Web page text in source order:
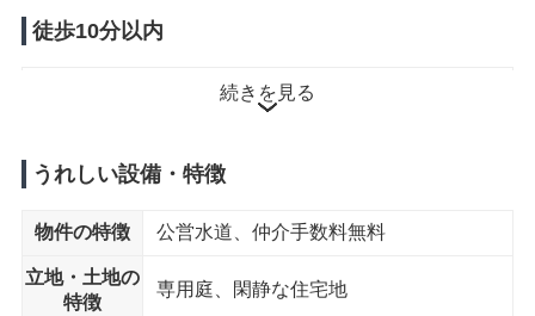
徒歩10分以内
加須市立わらべ保育園 まで10分
ドラッグストア
小児科
小林医院 まで6分
続きを見る
うれしい設備・特徴
物件の特徴 公営水道、仲介手数料無料
立地・土地の
特徴
専用庭、閑静な住宅地